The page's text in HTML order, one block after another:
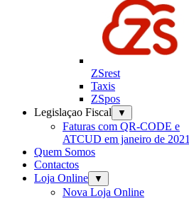
ZSrest
Taxis
ZSpos
Legislaçao Fiscal
▼
Faturas com QR-CODE e
ATCUD em janeiro de 2021
Quem Somos
Contactos
Loja Online
▼
Nova Loja Online